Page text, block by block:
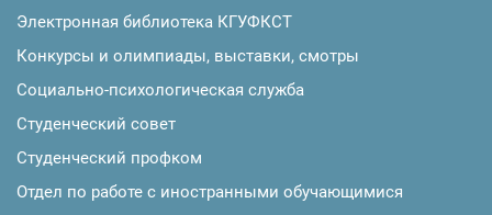
Электронная библиотека КГУФКСТ
Конкурсы и олимпиады, выставки, смотры
Социально-психологическая служба
Студенческий совет
Студенческий профком
Отдел по работе с иностранными обучающимися